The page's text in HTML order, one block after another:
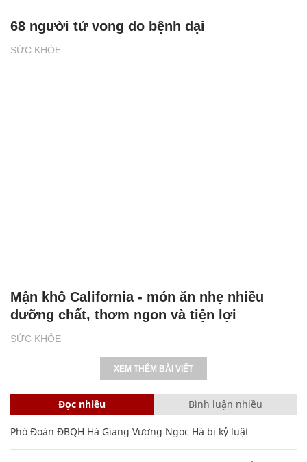
SỨC KHỎE
68 người tử vong do bệnh dại
SỨC KHỎE
Mận khô California - món ăn nhẹ nhiều
dưỡng chất, thơm ngon và tiện lợi
XEM THÊM BÀI VIẾT
Đọc nhiều Bình luận nhiều
Phó Đoàn ĐBQH Hà Giang Vương Ngọc Hà bị kỷ luật